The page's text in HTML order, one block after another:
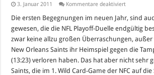
3. Januar 2011 Kommentare deaktiviertfür
Playoff
2011
stehen
fest
Die ersten Begegnungen im neuen Jahr, sind
gewesen, die die NFL Playoff-Duelle endgültig
zwar keine allzu großen Überraschungen, außer
New Orleans Saints ihr Heimspiel gegen die
(13:23) verloren haben. Das hat aber nicht sehr
Saints, die im 1. Wild Card-Game der NFC auf